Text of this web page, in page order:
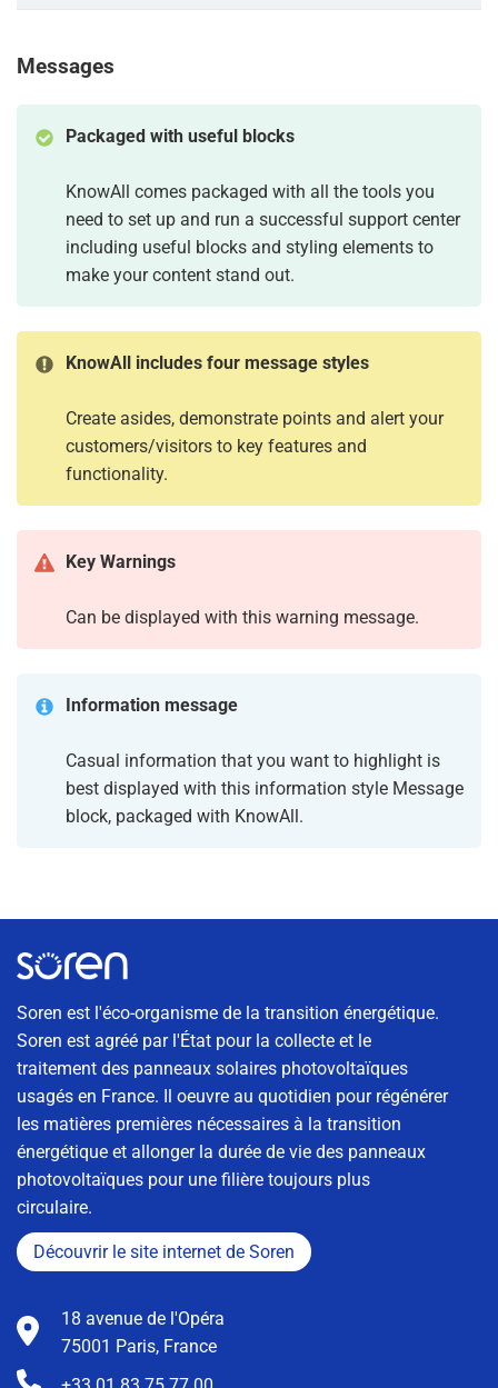
Messages
Packaged with useful blocks
KnowAll comes packaged with all the tools you
need to set up and run a successful support center
including useful blocks and styling elements to
make your content stand out.
KnowAll includes four message styles
Create asides, demonstrate points and alert your
customers/visitors to key features and
functionality.
Key Warnings
Can be displayed with this warning message.
Information message
Casual information that you want to highlight is
best displayed with this information style Message
block, packaged with KnowAll.
Soren est l'éco-organisme de la transition énergétique.
Soren est agréé par l'État pour la collecte et le
traitement des panneaux solaires photovoltaïques
usagés en France. Il oeuvre au quotidien pour régénérer
les matières premières nécessaires à la transition
énergétique et allonger la durée de vie des panneaux
photovoltaïques pour une filière toujours plus
circulaire.
Découvrir le site internet de Soren
18 avenue de l'Opéra
75001 Paris, France